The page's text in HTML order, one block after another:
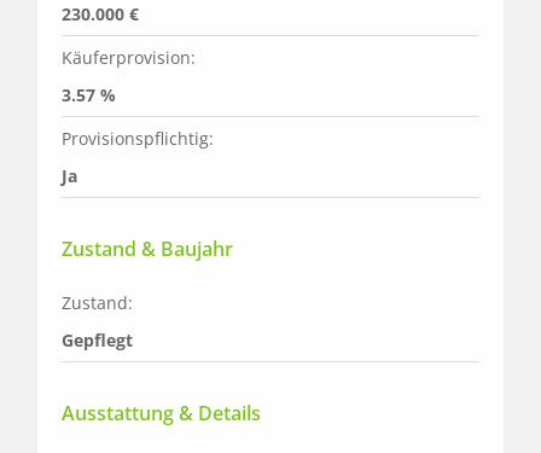
230.000 €
Käuferprovision:
3.57 %
Provisionspflichtig:
Ja
Zustand & Baujahr
Zustand:
Gepflegt
Ausstattung & Details